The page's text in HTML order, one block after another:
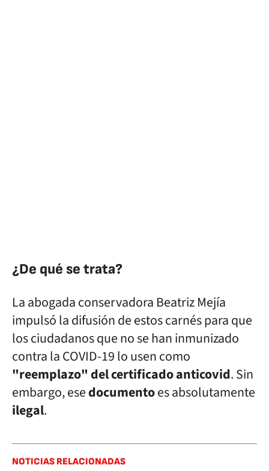
¿De qué se trata?
La abogada conservadora Beatriz Mejía
impulsó la difusión de estos carnés para que
los ciudadanos que no se han inmunizado
contra la COVID-19 lo usen como
"reemplazo" del certificado anticovid. Sin
embargo, esedocumentoes absolutamente
ilegal.
NOTICIAS RELACIONADAS